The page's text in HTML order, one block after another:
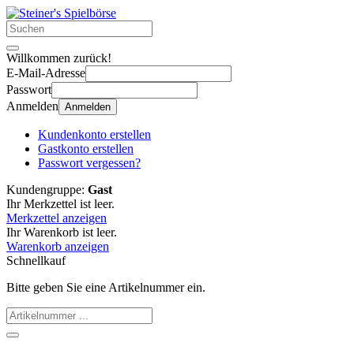
Willkommen zurück!
E-Mail-Adresse
Passwort
Anmelden Anmelden
Kundenkonto erstellen
Gastkonto erstellen
Passwort vergessen?
Kundengruppe: Gast
Ihr Merkzettel ist leer.
Merkzettel anzeigen
Ihr Warenkorb ist leer.
Warenkorb anzeigen
Schnellkauf
Bitte geben Sie eine Artikelnummer ein.